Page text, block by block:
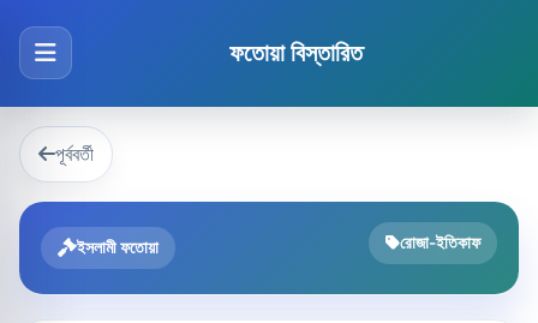
ফতোয়া বিস্তারিত
পূর্ববর্তী
ইসলামী ফতোয়া রোজা-ইতিকাফ